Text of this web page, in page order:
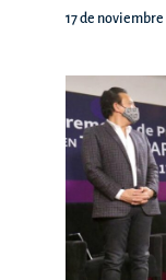
17 de noviembre